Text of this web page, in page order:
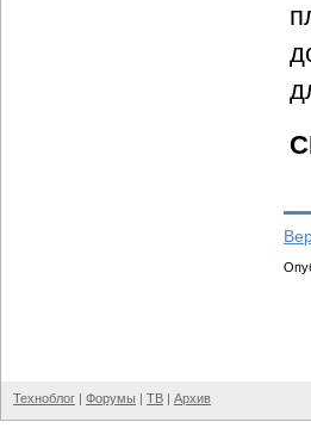
Техноблог | Форумы | ТВ | Архив